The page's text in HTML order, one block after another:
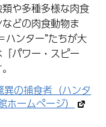
や多種多様な肉食
どの肉食動物ま
ハンター”たちが大
パワー・スピー
の捕食者（ハンタ
ームページ）